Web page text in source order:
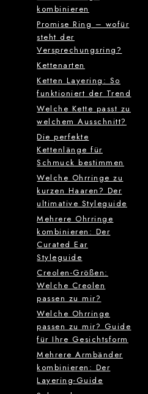
kombinieren
Promise Ring – wofür
steht der
Versprechungsring?
Kettenarten
Ketten Layering: So
funktioniert der Trend
Welche Kette passt zu
welchem Ausschnitt?
Die perfekte
Kettenlänge für
Schmuck bestimmen
Welche Ohrringe zu
kurzen Haaren? Der
ultimative Styleguide
Mehrere Ohrringe
kombinieren: Der
Curated Ear
Styleguide
Creolen-Größen:
Welche Creolen
passen zu mir?
Welche Ohrringe
passen zu mir? Guide
für Ihre Gesichtsform
Mehrere Armbänder
kombinieren: Der
Layering-Guide